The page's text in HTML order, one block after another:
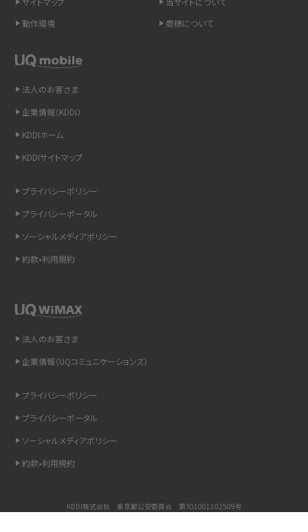
非通知設定とは？184で電話をかける方法やiPhone・Androidの設定を解説
スマホのウィジェットとは？iPhone・Androidの設定方法やおススメを紹介
インスタのDMの送り方は？便利機能の使い方や注意点をわかりやすく解説
Bluetooth®とは？Wi-Fiとの違いやスマホ・PCとの接続方法を解説
「iPhoneを探す」の使い方と設定方法を紹介！ブラウザやアプリから探す方法を
Wi-Fiを快適に使うための速度はどれくらい？用途別の目安・回線ごとの平均を
着信拒否とは？設定方法やブロックした番号の確認方法を解説
iCloudとは？バックアップ設定方法や空き容量が足りない時の対処法を紹介
動作環境
商標について
法人のお客さま
企業情報（KDDI）
KDDIホーム
KDDIサイトマップ
プライバシーポリシー
プライバシーポータル
ソーシャルメディアポリシー
約款•利用規約
法人のお客さま
企業情報（UQコミュニケーションズ）
プライバシーポリシー
プライバシーポータル
ソーシャルメディアポリシー
約款•利用規約
KDDI株式会社 東京都公安委員会 第301001102509号